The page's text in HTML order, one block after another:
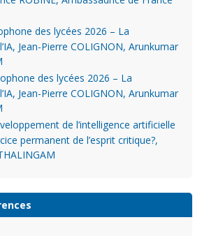
des lycées 2026 – La
Jean-Pierre COLIGNON, Arunkumar
des lycées 2026 – La
Jean-Pierre COLIGNON, Arunkumar
de l’intelligence artificielle
permanent de l’esprit critique?,